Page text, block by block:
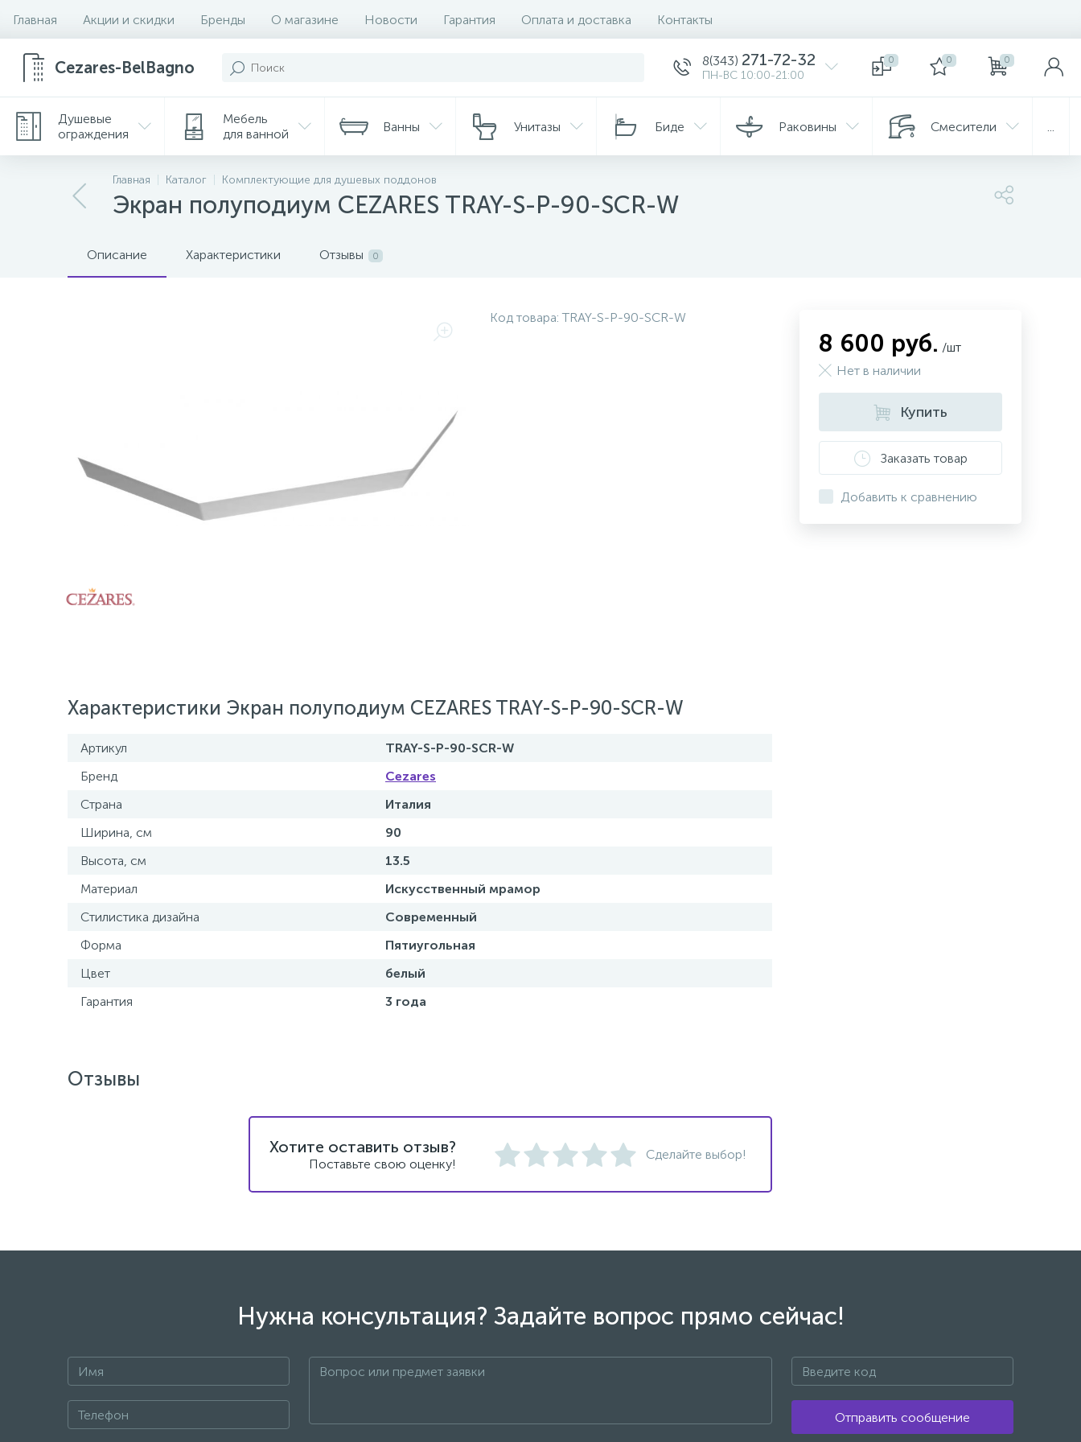
Главная Акции и скидки Бренды О магазине Новости Гарантия Оплата и доставка Контакты
Cezares-BelBagno 8(343) 271-72-32
ПН-ВС 10:00-21:00
0 0 0
Душевые
ограждения
Мебель
для ванной
Ванны Унитазы Биде Раковины Смесители
Главная Каталог Комплектующие для душевых поддонов
Экран полуподиум CEZARES TRAY-S-P-90-SCR-W
Описание Характеристики Отзывы 0
Код товара:TRAY-S-P-90-SCR-W
Характеристики Экран полуподиум CEZARES TRAY-S-P-90-SCR-W
Артикул
TRAY-S-P-90-SCR-W
Бренд
Cezares
Страна
Италия
Ширина, см
90
Высота, см
13.5
Материал
Искусственный мрамор
Стилистика дизайна
Современный
Форма
Пятиугольная
Цвет
белый
Гарантия
3 года
8 600 руб. /шт
Нет в наличии
Купить
Заказать товар
Добавить к сравнению
Отзывы
Хотите оставить отзыв?
Поставьте свою оценку!
Сделайте выбор!
Нужна консультация? Задайте вопрос прямо сейчас!
+7 Отправить сообщение